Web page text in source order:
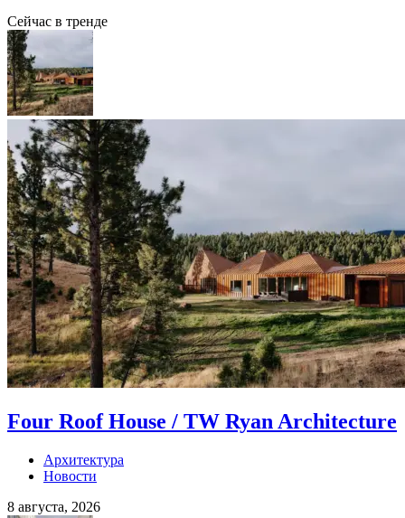
Сейчас в тренде
Four Roof House / TW Ryan Architecture
Архитектура
Новости
8 августа, 2026